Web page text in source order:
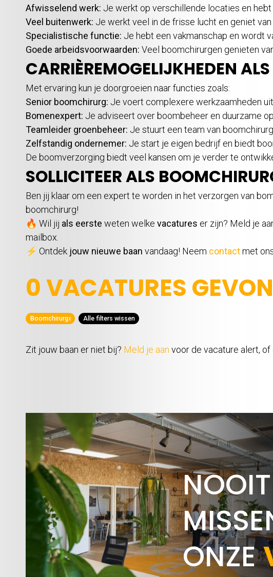
Afwisselend werk: Je werkt op verschillende locaties en
Veel buitenwerk: Je werkt veel in de frisse lucht en geniet
Specialistische functie: Je hebt een vakmanschap en wordt
Goede arbeidsvoorwaarden: Veel boomchirurgen genieten
CARRIÈREMOGELIJKHEDEN
Met ervaring kun je doorgroeien naar functies zoals:
Senior boomchirurg: Je voert complexere werkzaamheden
Bomenexpert: Je adviseert over boombeheer en duurzame
Teamleider groenbeheer: Je stuurt een team van
Zelfstandig ondernemer: Je start je eigen bedrijf en biedt
De boomverzorging biedt veel kansen om je verder te
SOLLICITEER ALS
Ben jij klaar om een expert te worden in het verzorgen van
boomchirurg!
🔥 Wil jij als eerste weten welke vacatures er zijn? Meld je
mailbox.
⚡ Ontdek jouw nieuwe baan vandaag! Neem contactmet
0 VACATURES
Boomchirurgx Alle filters wissen
Zit jouw baan er niet bij? Meld je aan voor de vacature alert, of
ONZE